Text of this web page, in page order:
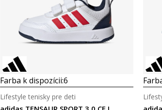
Farba k dispozícii:6
Lifestyle tenisky pre deti